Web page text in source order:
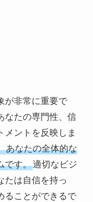
が非常に重要で
なたの専門性、信
メントを反映しま
あなたの全体的な
です。適切なビジ
たは自信を持っ
ることができるで